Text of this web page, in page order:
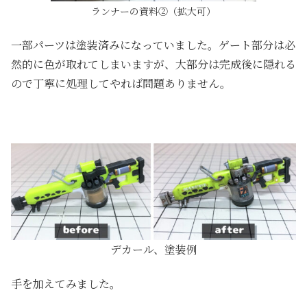
ランナーの資料②（拡大可）
一部パーツは塗装済みになっていました。ゲート部分は必
然的に色が取れてしまいますが、大部分は完成後に隠れる
ので丁寧に処理してやれば問題ありません。
デカール、塗装例
手を加えてみました。